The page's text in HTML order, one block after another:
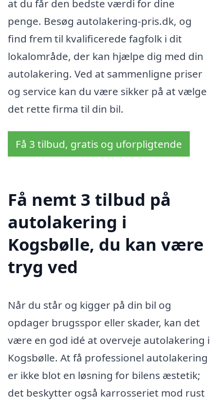
at du får den bedste værdi for dine
penge. Besøg autolakering-pris.dk, og
find frem til kvalificerede fagfolk i dit
lokalområde, der kan hjælpe dig med din
autolakering. Ved at sammenligne priser
og service kan du være sikker på at vælge
det rette firma til din bil.
Få 3 tilbud, gratis og uforpligtende
Få nemt 3 tilbud på
autolakering i
Kogsbølle, du kan være
tryg ved
Når du står og kigger på din bil og
opdager brugsspor eller skader, kan det
være en god idé at overveje autolakering i
Kogsbølle. At få professionel autolakering
er ikke blot en løsning for bilens æstetik;
det beskytter også karrosseriet mod rust